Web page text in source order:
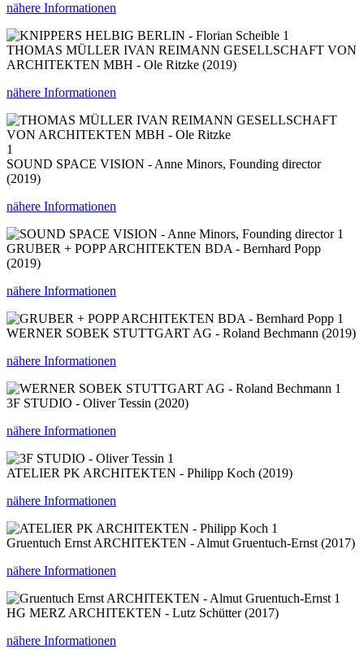
nähere Informationen
1
THOMAS MÜLLER IVAN REIMANN GESELLSCHAFT VON
ARCHITEKTEN MBH - Ole Ritzke (2019)
nähere Informationen
1
SOUND SPACE VISION - Anne Minors, Founding director
(2019)
nähere Informationen
1
GRUBER + POPP ARCHITEKTEN BDA - Bernhard Popp
(2019)
nähere Informationen
1
WERNER SOBEK STUTTGART AG - Roland Bechmann (2019)
nähere Informationen
1
3F STUDIO - Oliver Tessin (2020)
nähere Informationen
1
ATELIER PK ARCHITEKTEN - Philipp Koch (2019)
nähere Informationen
1
Gruentuch Ernst ARCHITEKTEN - Almut Gruentuch-Ernst (2017)
nähere Informationen
1
HG MERZ ARCHITEKTEN - Lutz Schütter (2017)
nähere Informationen